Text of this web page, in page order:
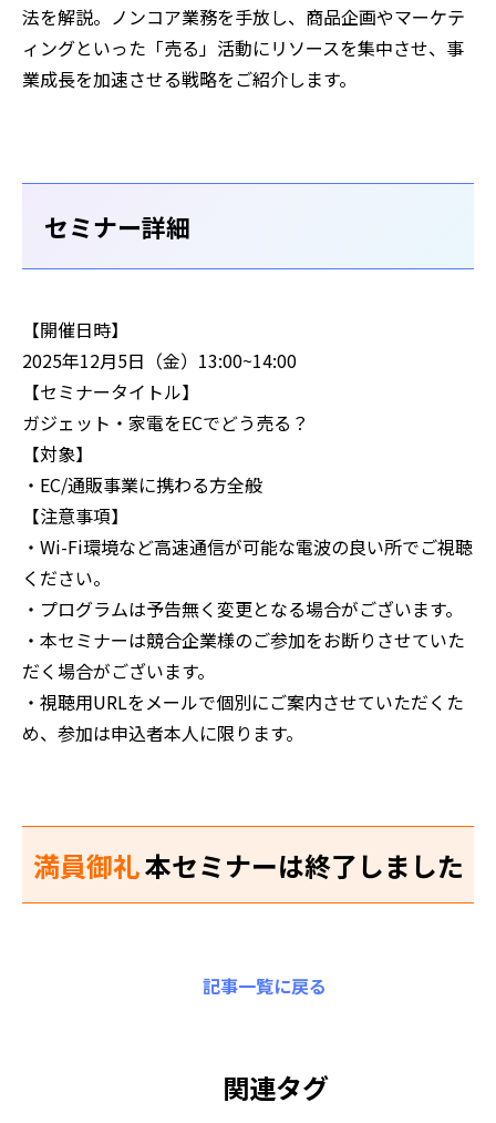
法を解説。ノンコア業務を手放し、商品企画やマーケテ
ィングといった「売る」活動にリソースを集中させ、事
業成長を加速させる戦略をご紹介します。
セミナー詳細
【開催日時】
2025年12月5日（金）13:00~14:00
【セミナータイトル】
ガジェット・家電をECでどう売る？
【対象】
・EC/通販事業に携わる方全般
【注意事項】
‍・Wi-Fi環境など高速通信が可能な電波の良い所でご視聴
ください。
・プログラムは予告無く変更となる場合がございます。
・本セミナーは競合企業様のご参加をお断りさせていた
だく場合がございます。
・視聴用URLをメールで個別にご案内させていただくた
め、参加は申込者本人に限ります。
満員御礼本セミナーは終了しました
記事一覧に戻る
関連タグ